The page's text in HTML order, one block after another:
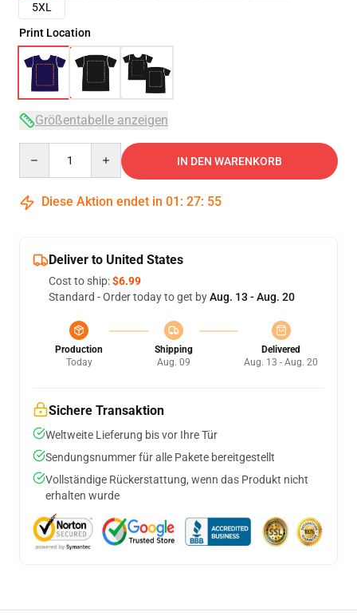
5XL
Print Location
Größentabelle anzeigen
IN DEN WARENKORB
Diese Aktion endet in 01 : 27: 54
Deliver to United States
Cost to ship:$6.99
Standard - Order today to get byAug. 13 - Aug. 20
Production
Today
Shipping
Aug. 09
Delivered
Aug. 13 - Aug. 20
Sichere Transaktion
Weltweite Lieferung bis vor Ihre Tür
Sendungsnummer für alle Pakete bereitgestellt
Vollständige Rückerstattung, wenn das Produkt nicht
erhalten wurde